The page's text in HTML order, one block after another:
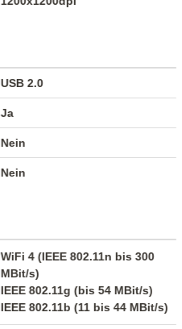
USB 2.0
Ja
Nein
Nein
WiFi 4 (IEEE 802.11n bis 300
MBit/s)
IEEE 802.11g (bis 54 MBit/s)
IEEE 802.11b (11 bis 44 MBit/s)